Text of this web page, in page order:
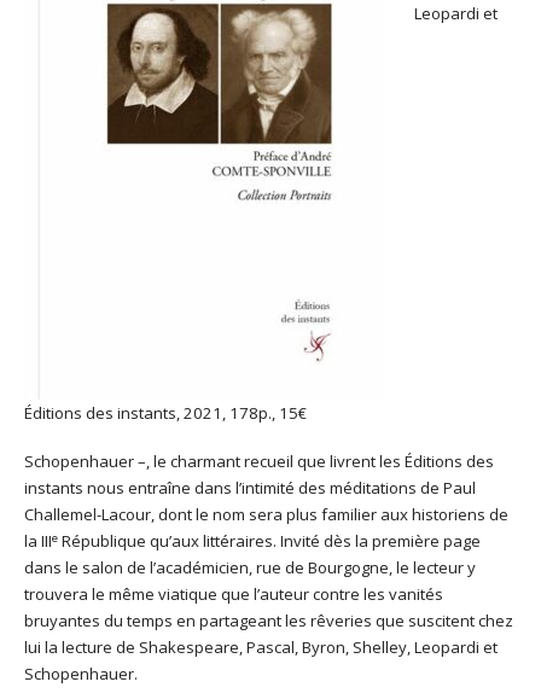
Éditions des instants, 2021, 178p., 15€
Leopardi et
Schopenhauer –, le charmant recueil que livrent les Éditions des
instants nous entraîne dans l’intimité des méditations de Paul
Challemel-Lacour, dont le nom sera plus familier aux historiens de
la IIIe République qu’aux littéraires. Invité dès la première page
dans le salon de l’académicien, rue de Bourgogne, le lecteur y
trouvera le même viatique que l’auteur contre les vanités
bruyantes du temps en partageant les rêveries que suscitent chez
lui la lecture de Shakespeare, Pascal, Byron, Shelley, Leopardi et
Schopenhauer.